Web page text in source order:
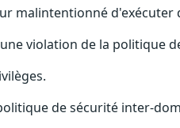
malintentionné d'exécuter
violation de la politique
de sécurité inter-